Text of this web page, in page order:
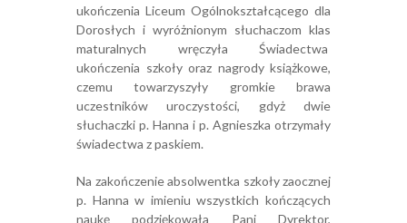
ukończenia Liceum Ogólnokształcącego dla
Dorosłych i wyróżnionym słuchaczom klas
maturalnych wręczyła Świadectwa
ukończenia szkoły oraz nagrody książkowe,
czemu towarzyszyły gromkie brawa
uczestników uroczystości, gdyż dwie
słuchaczki p. Hanna i p. Agnieszka otrzymały
świadectwa z paskiem.
Na zakończenie absolwentka szkoły zaocznej
p. Hanna w imieniu wszystkich kończących
naukę podziękowała Pani Dyrektor,